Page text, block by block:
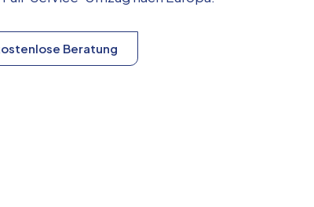
Beratung